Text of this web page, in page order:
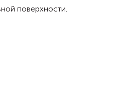
поверхности.